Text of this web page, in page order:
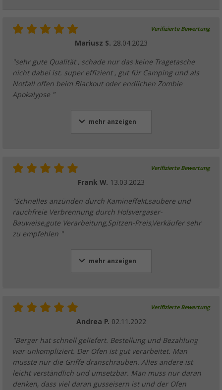
Verifizierte Bewertung
Mariusz S. 28.04.2023
"sehr gute Qualität , schade nur das keine Tragetasche
nicht dabei ist. super effizient , gut für Camping und als
Notfall offen beim Blackout oder endlichen Zombie
Apokalypse "
mehr anzeigen
Verifizierte Bewertung
Frank W. 13.03.2023
"Schnelles anzünden durch Kamineffekt,saubere und
rauchfreie Verbrennung durch Holsvergaser-
Bauweise,gute Verarbeitung,Spitzen-Preis,Verkäufer sehr
zu empfehlen "
mehr anzeigen
Verifizierte Bewertung
Andrea P. 02.11.2022
"Berger hat schnell geliefert. Bestellung und Bezahlung
war unkompliziert. Der Ofen ist gut verarbeitet. Man
musste nur die Griffe dranschrauben. Alles andere ist
leicht verständlich und umsetzbar. Man muss nur daran
denken, dass viel daran gusseisern ist und der Ofen